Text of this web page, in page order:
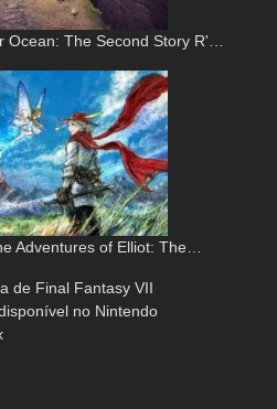
Ocean: The Second Story R'…
Adventures of Elliot: The…